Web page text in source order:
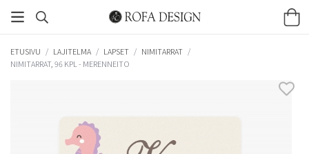
ETUSIVU / LAJITELMA / LAPSET / NIMITARRAT /
NIMITARRAT, 96 KPL - MERENNEITO